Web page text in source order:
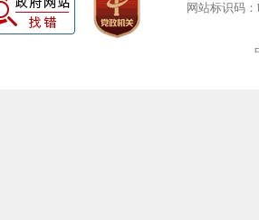
网站标识码